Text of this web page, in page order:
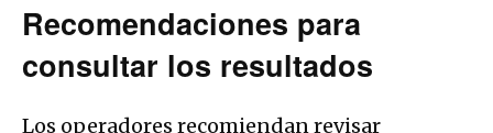
Recomendaciones para
consultar los resultados
Los operadores recomiendan revisar